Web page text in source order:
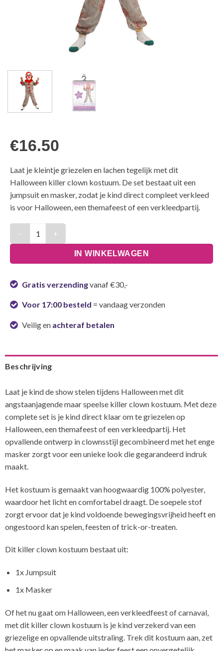
€16.50
Laat je kleintje griezelen en lachen tegelijk met dit
Halloween killer clown kostuum. De set bestaat uit een
jumpsuit en masker, zodat je kind direct compleet verkleed
is voor Halloween, een themafeest of een verkleedpartij.
IN WINKELWAGEN
Gratis verzendingvanaf €30,-
Voor 17:00 besteld = vandaag verzonden
Veilig en achteraf betalen
Beschrijving
Laat je kind de show stelen tijdens Halloween met dit
angstaanjagende maar speelse killer clown kostuum. Met deze
complete set is je kind direct klaar om te griezelen op
Halloween, een themafeest of een verkleedpartij. Het
opvallende ontwerp in clownsstijl gecombineerd met het enge
masker zorgt voor een unieke look die gegarandeerd indruk
maakt.
Het kostuum is gemaakt van hoogwaardig 100% polyester,
waardoor het licht en comfortabel draagt. De soepele stof
zorgt ervoor dat je kind voldoende bewegingsvrijheid heeft en
ongestoord kan spelen, feesten of trick-or-treaten.
Dit killer clown kostuum bestaat uit:
1x Jumpsuit
1x Masker
Of het nu gaat om Halloween, een verkleedfeest of carnaval,
met dit killer clown kostuum is je kind verzekerd van een
griezelige en opvallende uitstraling. Trek dit kostuum aan, zet